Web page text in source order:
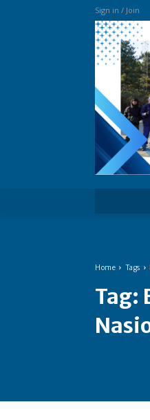
Sign in / Join
Home Tags
Tag: